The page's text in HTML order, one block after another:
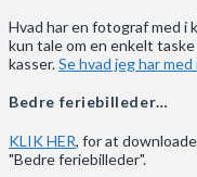
Hvad har en fotograf med i
kun tale om en enkelt
kasser.Se hvad jeg har
Bedre feriebilleder…
KLIK HER, for at
"Bedre feriebilleder".